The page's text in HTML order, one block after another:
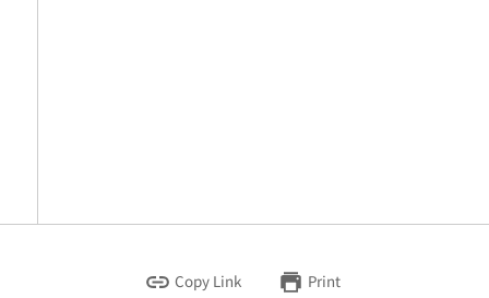
Copy Link Print